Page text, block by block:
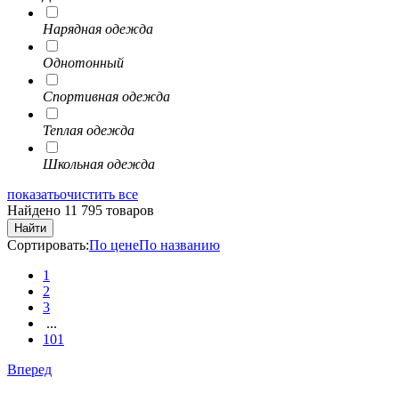
Нарядная одежда
Однотонный
Спортивная одежда
Теплая одежда
Школьная одежда
показатьочистить все
Найдено 11 795 товаров
Найти
Сортировать:По ценеПо названию
1
2
3
...
101
Вперед